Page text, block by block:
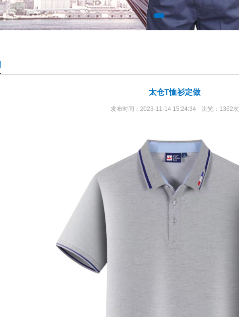
太仓T恤衫定做
发布时间：2023-11-14 15:24:34 浏览：1362次